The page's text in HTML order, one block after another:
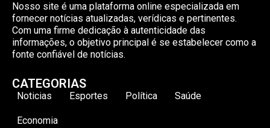
Nosso site é uma plataforma online especializada em
fornecer notícias atualizadas, verídicas e pertinentes.
Com uma firme dedicação à autenticidade das
informações, o objetivo principal é se estabelecer como a
fonte confiável de notícias.
CATEGORIAS
Noticias Esportes Política Saúde
Economia